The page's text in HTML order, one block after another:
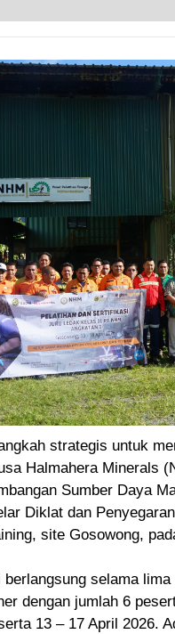
strategis untuk
Halmahera Minerals
Sumber Daya
Diklat dan
site Gosowong,
selama
dengan jumlah 6
13 – 17 April 2026.